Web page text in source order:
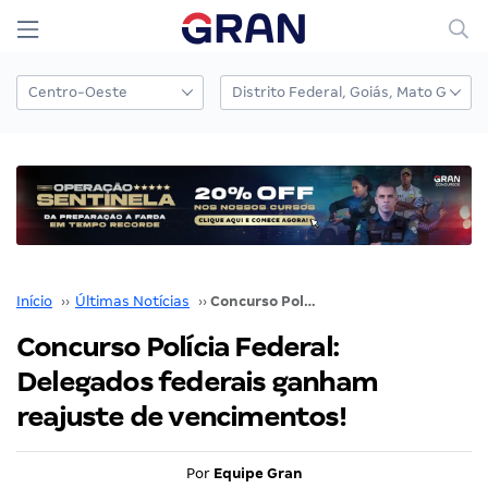
Início ›› Últimas Notícias ›› Concurso Polícia Federal: Delegados federais ganham reajuste de vencimentos!
Concurso Polícia Federal:
Delegados federais ganham
reajuste de vencimentos!
Por Equipe Gran